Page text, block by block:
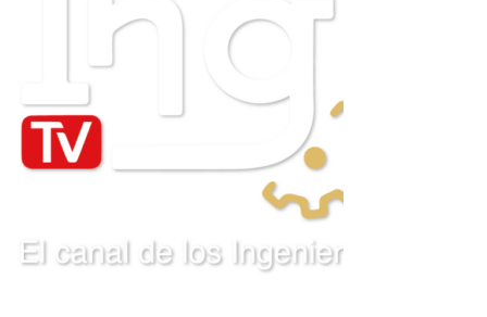
Nacionales
Pasco
Piura
Puno
San Martín Tarapoto